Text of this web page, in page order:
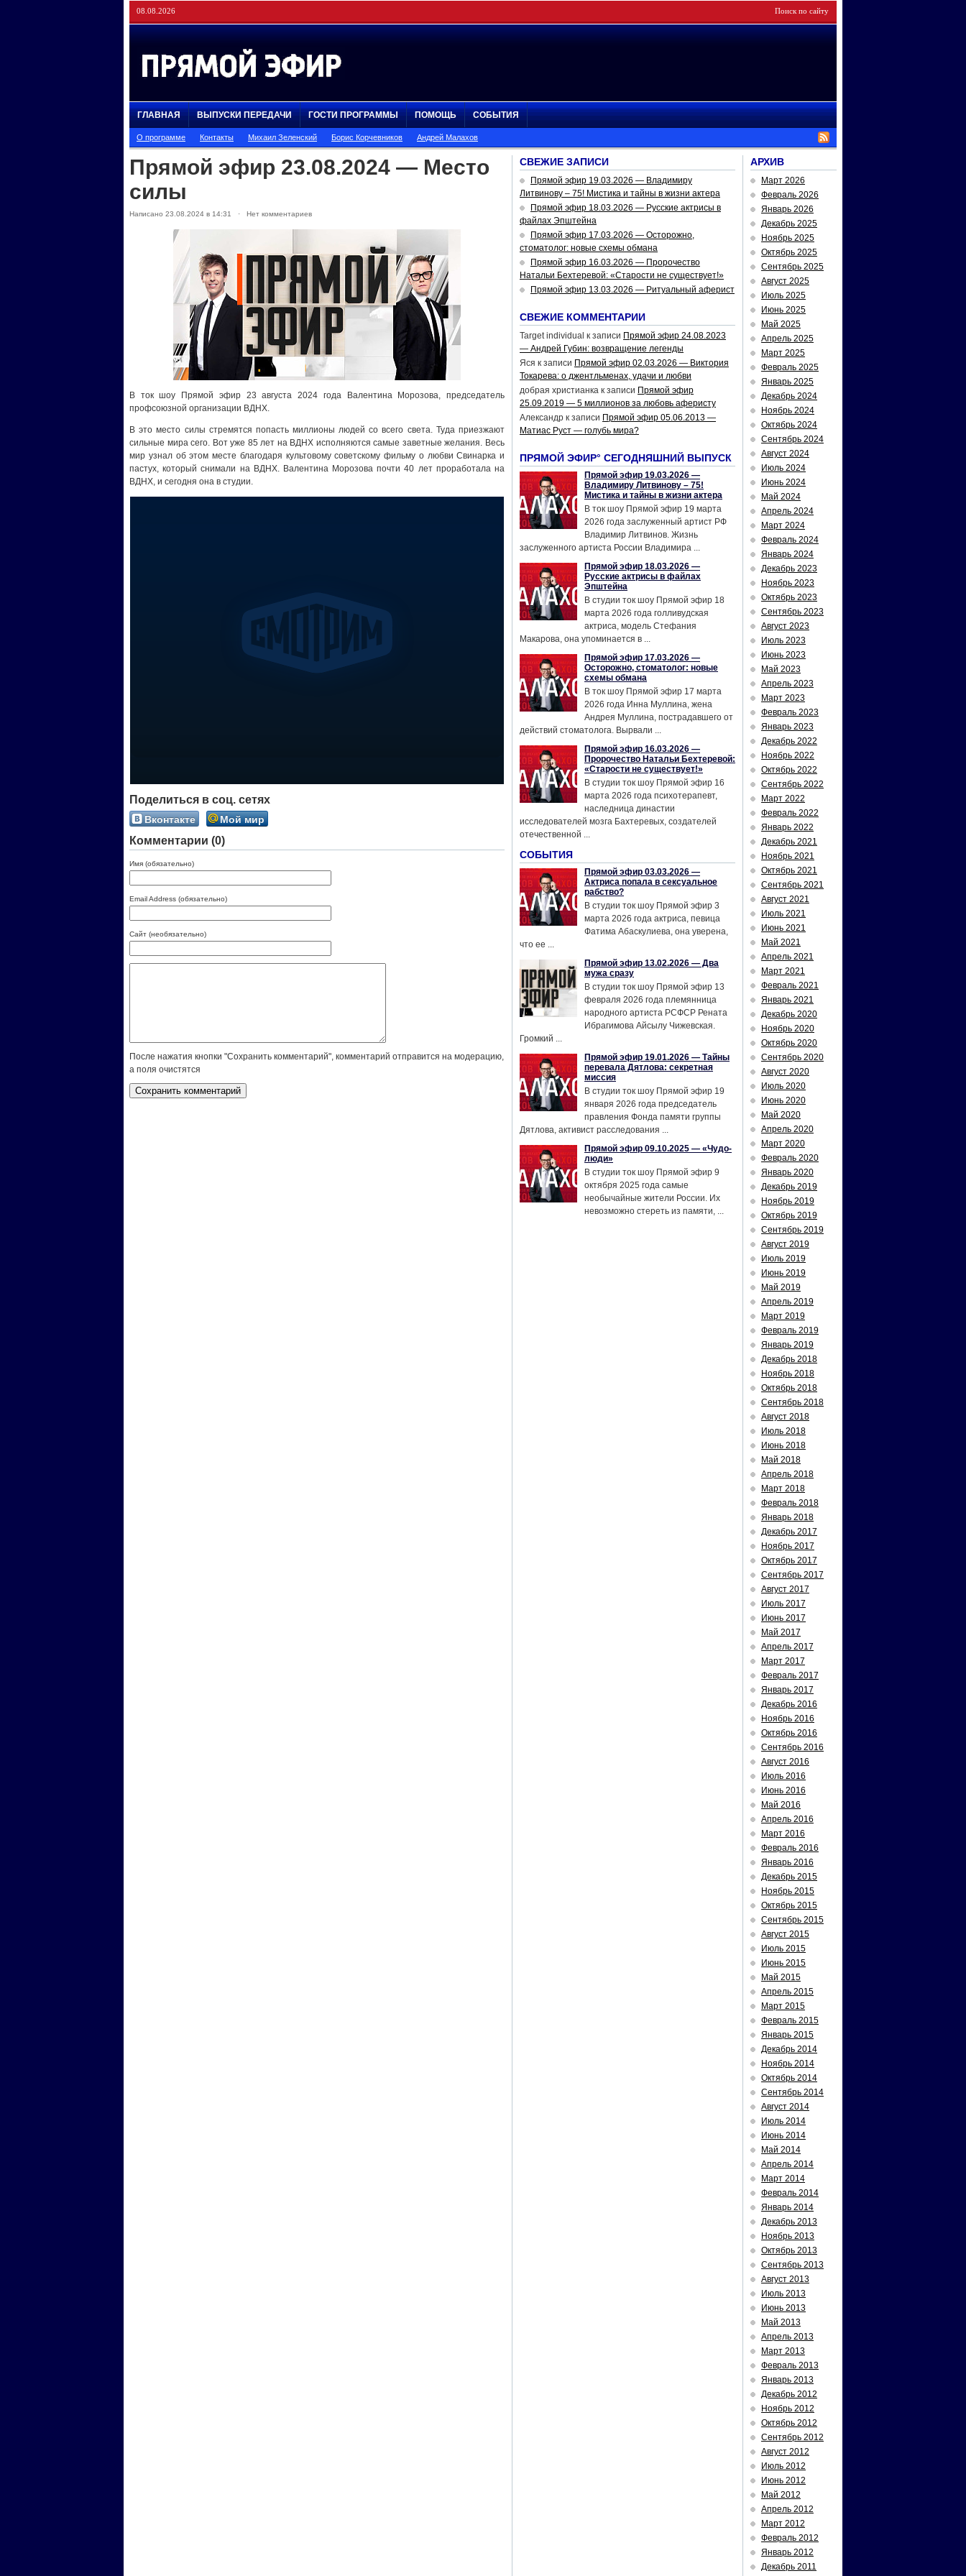
08.08.2026
ГЛАВНАЯ ВЫПУСКИ ПЕРЕДАЧИ ГОСТИ ПРОГРАММЫ ПОМОЩЬ СОБЫТИЯ
О программе Контакты Михаил Зеленский Борис Корчевников Андрей Малахов
Прямой эфир 23.08.2024 — Место
силы
Написано 23.08.2024 в 14:31 · Нет комментариев
В ток шоу Прямой эфир 23 августа 2024 года Валентина Морозова, председатель
профсоюзной организации ВДНХ.
В это место силы стремятся попасть миллионы людей со всего света. Туда приезжают
сильные мира сего. Вот уже 85 лет на ВДНХ исполняются самые заветные желания. Весь
мир узнал об этом месте благодаря культовому советскому фильму о любви Свинарка и
пастух, который снимали на ВДНХ. Валентина Морозова почти 40 лет проработала на
ВДНХ, и сегодня она в студии.
Поделиться в соц. сетях
Вконтакте Мой мир
Комментарии (0)
Имя (обязательно)
Email Address (обязательно)
Сайт (необязательно)
После нажатия кнопки "Сохранить комментарий", комментарий отправится на модерацию,
а поля очистятся
СВЕЖИЕ ЗАПИСИ
Прямой эфир 19.03.2026 — Владимиру
Литвинову – 75! Мистика и тайны в жизни актера
Прямой эфир 18.03.2026 — Русские актрисы в
файлах Эпштейна
Прямой эфир 17.03.2026 — Осторожно,
стоматолог: новые схемы обмана
Прямой эфир 16.03.2026 — Пророчество
Натальи Бехтеревой: «Старости не существует!»
Прямой эфир 13.03.2026 — Ритуальный аферист
СВЕЖИЕ КОММЕНТАРИИ
Target individual к записи Прямой эфир 24.08.2023
— Андрей Губин: возвращение легенды
Яся к записи Прямой эфир 02.03.2026 — Виктория
Токарева: о джентльменах, удачи и любви
добрая христианка к записи Прямой эфир
25.09.2019 — 5 миллионов за любовь аферисту
Александр к записи Прямой эфир 05.06.2013 —
Матиас Руст — голубь мира?
ПРЯМОЙ ЭФИР° СЕГОДНЯШНИЙ ВЫПУСК
Прямой эфир 19.03.2026 —
Владимиру Литвинову – 75!
Мистика и тайны в жизни актера
В ток шоу Прямой эфир 19 марта
2026 года заслуженный артист РФ
Владимир Литвинов. Жизнь
заслуженного артиста России Владимира ...
Прямой эфир 18.03.2026 —
Русские актрисы в файлах
Эпштейна
В студии ток шоу Прямой эфир 18
марта 2026 года голливудская
актриса, модель Стефания
Макарова, она упоминается в ...
Прямой эфир 17.03.2026 —
Осторожно, стоматолог: новые
схемы обмана
В ток шоу Прямой эфир 17 марта
2026 года Инна Муллина, жена
Андрея Муллина, пострадавшего от
действий стоматолога. Вырвали ...
Прямой эфир 16.03.2026 —
Пророчество Натальи Бехтеревой:
«Старости не существует!»
В студии ток шоу Прямой эфир 16
марта 2026 года психотерапевт,
наследница династии
исследователей мозга Бахтеревых, создателей
отечественной ...
СОБЫТИЯ
Прямой эфир 03.03.2026 —
Актриса попала в сексуальное
рабство?
В студии ток шоу Прямой эфир 3
марта 2026 года актриса, певица
Фатима Абаскулиева, она уверена,
что ее ...
Прямой эфир 13.02.2026 — Два
мужа сразу
В студии ток шоу Прямой эфир 13
февраля 2026 года племянница
народного артиста РСФСР Рената
Ибрагимова Айсылу Чижевская.
Громкий ...
Прямой эфир 19.01.2026 — Тайны
перевала Дятлова: секретная
миссия
В студии ток шоу Прямой эфир 19
января 2026 года председатель
правления Фонда памяти группы
Дятлова, активист расследования ...
Прямой эфир 09.10.2025 — «Чудо-
люди»
В студии ток шоу Прямой эфир 9
октября 2025 года самые
необычайные жители России. Их
невозможно стереть из памяти, ...
АРХИВ
Март 2026
Февраль 2026
Январь 2026
Декабрь 2025
Ноябрь 2025
Октябрь 2025
Сентябрь 2025
Август 2025
Июль 2025
Июнь 2025
Май 2025
Апрель 2025
Март 2025
Февраль 2025
Январь 2025
Декабрь 2024
Ноябрь 2024
Октябрь 2024
Сентябрь 2024
Август 2024
Июль 2024
Июнь 2024
Май 2024
Апрель 2024
Март 2024
Февраль 2024
Январь 2024
Декабрь 2023
Ноябрь 2023
Октябрь 2023
Сентябрь 2023
Август 2023
Июль 2023
Июнь 2023
Май 2023
Апрель 2023
Март 2023
Февраль 2023
Январь 2023
Декабрь 2022
Ноябрь 2022
Октябрь 2022
Сентябрь 2022
Март 2022
Февраль 2022
Январь 2022
Декабрь 2021
Ноябрь 2021
Октябрь 2021
Сентябрь 2021
Август 2021
Июль 2021
Июнь 2021
Май 2021
Апрель 2021
Март 2021
Февраль 2021
Январь 2021
Декабрь 2020
Ноябрь 2020
Октябрь 2020
Сентябрь 2020
Август 2020
Июль 2020
Июнь 2020
Май 2020
Апрель 2020
Март 2020
Февраль 2020
Январь 2020
Декабрь 2019
Ноябрь 2019
Октябрь 2019
Сентябрь 2019
Август 2019
Июль 2019
Июнь 2019
Май 2019
Апрель 2019
Март 2019
Февраль 2019
Январь 2019
Декабрь 2018
Ноябрь 2018
Октябрь 2018
Сентябрь 2018
Август 2018
Июль 2018
Июнь 2018
Май 2018
Апрель 2018
Март 2018
Февраль 2018
Январь 2018
Декабрь 2017
Ноябрь 2017
Октябрь 2017
Сентябрь 2017
Август 2017
Июль 2017
Июнь 2017
Май 2017
Апрель 2017
Март 2017
Февраль 2017
Январь 2017
Декабрь 2016
Ноябрь 2016
Октябрь 2016
Сентябрь 2016
Август 2016
Июль 2016
Июнь 2016
Май 2016
Апрель 2016
Март 2016
Февраль 2016
Январь 2016
Декабрь 2015
Ноябрь 2015
Октябрь 2015
Сентябрь 2015
Август 2015
Июль 2015
Июнь 2015
Май 2015
Апрель 2015
Март 2015
Февраль 2015
Январь 2015
Декабрь 2014
Ноябрь 2014
Октябрь 2014
Сентябрь 2014
Август 2014
Июль 2014
Июнь 2014
Май 2014
Апрель 2014
Март 2014
Февраль 2014
Январь 2014
Декабрь 2013
Ноябрь 2013
Октябрь 2013
Сентябрь 2013
Август 2013
Июль 2013
Июнь 2013
Май 2013
Апрель 2013
Март 2013
Февраль 2013
Январь 2013
Декабрь 2012
Ноябрь 2012
Октябрь 2012
Сентябрь 2012
Август 2012
Июль 2012
Июнь 2012
Май 2012
Апрель 2012
Март 2012
Февраль 2012
Январь 2012
Декабрь 2011